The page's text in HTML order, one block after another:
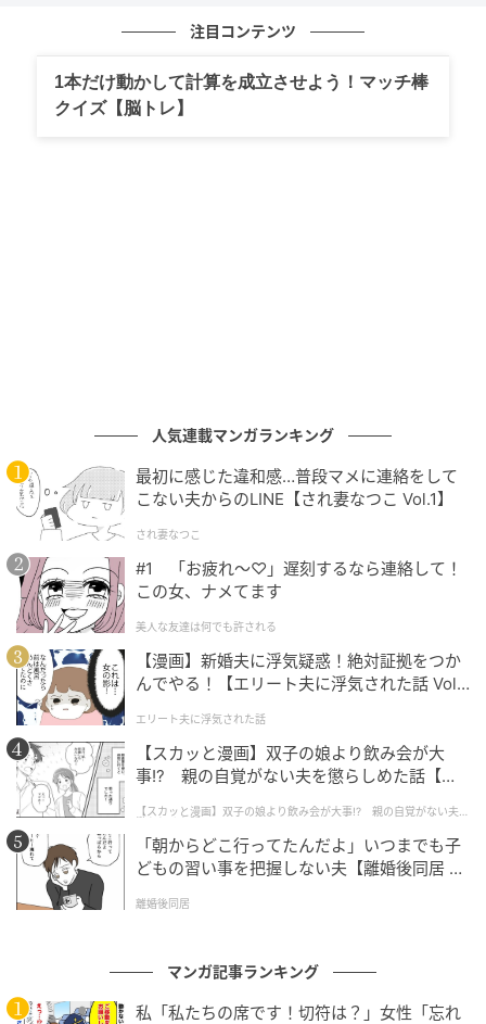
ベビーカレンダー
ベビーカレンダー
注目コンテンツ
1本だけ動かして計算を成立させよう！マッチ棒
クイズ【脳トレ】
人気連載マンガランキング
最初に感じた違和感…普段マメに連絡をして
こない夫からのLINE【され妻なつこ Vol.1】
され妻なつこ
#1 「お疲れ〜♡」遅刻するなら連絡して！
この女、ナメてます
美人な友達は何でも許される
【漫画】新婚夫に浮気疑惑！絶対証拠をつか
んでやる！【エリート夫に浮気された話 Vol.
エリート夫に浮気された話
【スカッと漫画】双子の娘より飲み会が大
事!? 親の自覚がない夫を懲らしめた話【第1
【スカッと漫画】双子の娘より飲み会が大事!? 親の自覚がない夫を
懲らしめた話
「朝からどこ行ってたんだよ」いつまでも子
どもの習い事を把握しない夫【離婚後同居 Vo
離婚後同居
マンガ記事ランキング
私「私たちの席です！切符は？」女性「忘れ